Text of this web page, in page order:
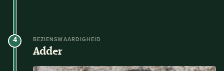
4 BEZIENSWAARDIGHEID
Adder